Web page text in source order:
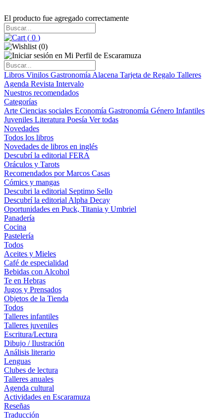
El producto fue agregado correctamente
( 0 )
(0)
Libros Vinilos Gastronomía Alacena Tarjeta de Regalo Talleres
Agenda Revista Intervalo
Nuestros recomendados
Categorías
Arte Ciencias sociales Economía Gastronomía Género Infantiles
Juveniles Literatura Poesía Ver todas
Novedades
Todos los libros
Novedades de libros en inglés
Descubrí la editorial FERA
Oráculos y Tarots
Recomendados por Marcos Casas
Cómics y mangas
Descubri la editorial Septimo Sello
Descubrí la editorial Alpha Decay
Oportunidades en Puck, Titania y Umbriel
Panadería
Cocina
Pastelería
Todos
Aceites y Mieles
Café de especialidad
Bebidas con Alcohol
Te en Hebras
Jugos y Prensados
Objetos de la Tienda
Todos
Talleres infantiles
Talleres juveniles
Escritura/Lectura
Dibujo / Ilustración
Análisis literario
Lenguas
Clubes de lectura
Talleres anuales
Agenda cultural
Actividades en Escaramuza
Reseñas
Traducción